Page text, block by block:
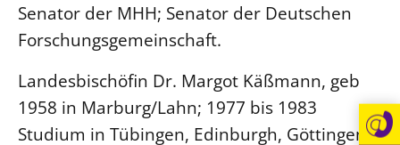
Senator der MHH; Senator der Deutschen
Forschungsgemeinschaft.
Landesbischöfin Dr. Margot Käßmann, geb
1958 in Marburg/Lahn; 1977 bis 1983
Studium in Tübingen, Edinburgh, Göttingen
Fundraising
IT-Service
Corporate Design
Interventionsplan